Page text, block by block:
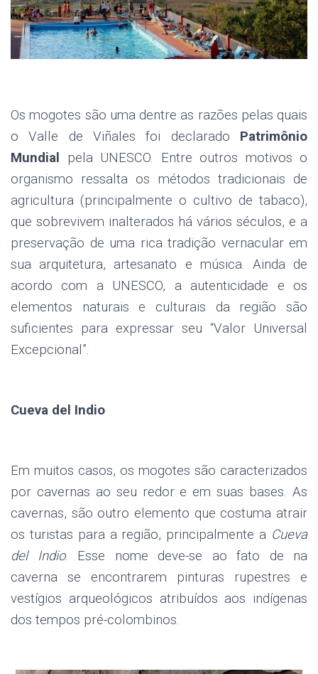
Os mogotes são uma dentre as razões pelas quais
o Valle de Viñales foi declarado Patrimônio
Mundial
pela UNESCO. Entre outros motivos o
organismo ressalta os métodos tradicionais de
agricultura (principalmente o cultivo de tabaco),
que sobrevivem inalterados há vários séculos, e a
preservação de uma rica tradição vernacular em
sua arquitetura, artesanato e música. Ainda de
acordo com a UNESCO, a autenticidade e os
elementos naturais e culturais da região são
suficientes para expressar seu “Valor Universal
Excepcional”.
Cueva del Indio
Em muitos casos, os mogotes são caracterizados
por cavernas ao seu redor e em suas bases. As
cavernas, são outro elemento que costuma atrair
os turistas para a região, principalmente a Cueva
del Indio. Esse nome deve-se ao fato de na
caverna se encontrarem pinturas rupestres e
vestígios arqueológicos atribuídos aos indígenas
dos tempos pré-colombinos.